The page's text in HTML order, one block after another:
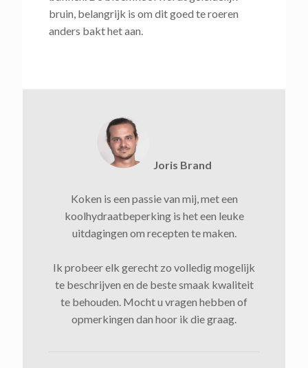
bruin, belangrijk is om dit goed te roeren
anders bakt het aan.
Joris Brand
Koken is een passie van mij, met een
koolhydraatbeperking is het een leuke
uitdagingen om recepten te maken.
Ik probeer elk gerecht zo volledig mogelijk
te beschrijven en de beste smaak kwaliteit
te behouden. Mocht u vragen hebben of
opmerkingen dan hoor ik die graag.